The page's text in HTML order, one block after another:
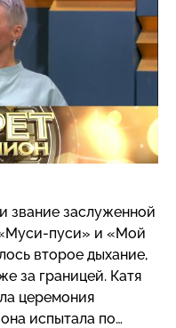
на миллион?
звание заслуженной
пуси» и «Мой
второе дыхание,
за границей. Катя
церемония
испытала по